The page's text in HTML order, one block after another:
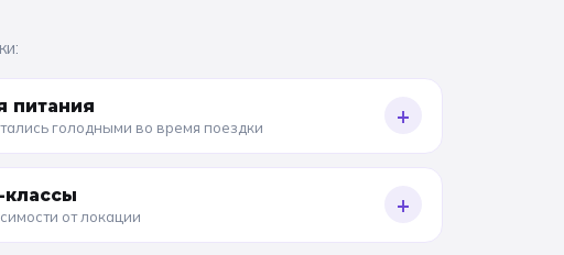
питания
голодными во время поездки +
от локации +